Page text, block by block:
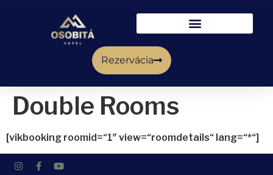
Rezervácia
Double Rooms
[vikbooking roomid=“1″ view=“roomdetails“ lang=“*“]